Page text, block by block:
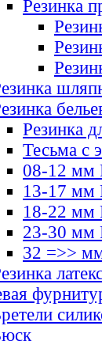
Резинка
Резинка
Тесьма с
08-12 мм
13-17 мм
18-22 мм
23-30 мм
32 =>> мм